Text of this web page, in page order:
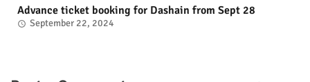
Advance ticket booking for Dashain from Sept 28
September 22, 2024